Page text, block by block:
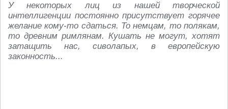
У некоторых лиц из нашей творческой
интеллигенции постоянно присутствует горячее
желание кому-то сдаться. То немцам, то полякам,
то древним римлянам. Кушать не могут, хотят
затащить нас, сиволапых, в европейскую
законность...